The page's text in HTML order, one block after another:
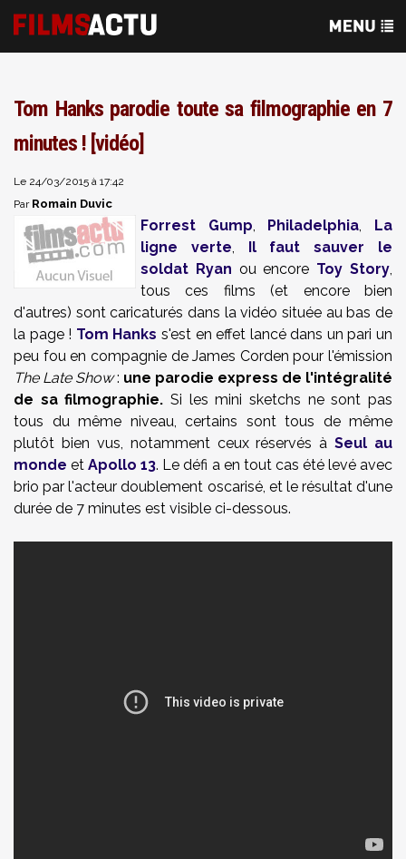
Tom Hanks parodie toute sa filmographie en 7
minutes ! [vidéo]
Le 24/03/2015 à 17:42
Par Romain Duvic
Forrest Gump, Philadelphia, La
ligne verte, Il faut sauver le
soldat Ryan ou encore Toy Story,
tous ces films (et encore bien
d'autres) sont caricaturés dans la vidéo située au bas de
la page ! Tom Hanks s'est en effet lancé dans un pari un
peu fou en compagnie de James Corden pour l'émission
The Late Show: une parodie express de l'intégralité
de sa filmographie. Si les mini sketchs ne sont pas
tous du même niveau, certains sont tous de même
plutôt bien vus, notamment ceux réservés àSeul au
monde etApollo 13. Le défi a en tout cas été levé avec
brio par l'acteur doublement oscarisé, et le résultat d'une
durée de 7 minutes est visible ci-dessous.